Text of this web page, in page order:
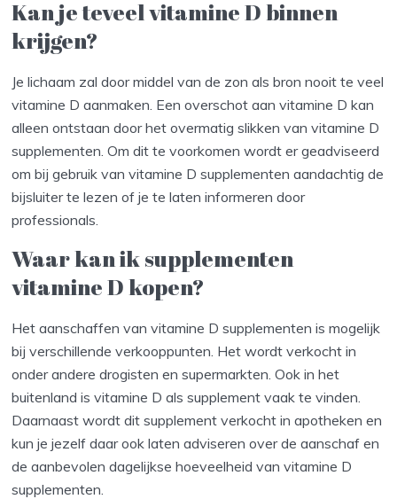
Kan je teveel vitamine D binnen
krijgen?
Je lichaam zal door middel van de zon als bron nooit te veel
vitamine D aanmaken. Een overschot aan vitamine D kan
alleen ontstaan door het overmatig slikken van vitamine D
supplementen. Om dit te voorkomen wordt er geadviseerd
om bij gebruik van vitamine D supplementen aandachtig de
bijsluiter te lezen of je te laten informeren door
professionals.
Waar kan ik supplementen
vitamine D kopen?
Het aanschaffen van vitamine D supplementen is mogelijk
bij verschillende verkooppunten. Het wordt verkocht in
onder andere drogisten en supermarkten. Ook in het
buitenland is vitamine D als supplement vaak te vinden.
Daarnaast wordt dit supplement verkocht in apotheken en
kun je jezelf daar ook laten adviseren over de aanschaf en
de aanbevolen dagelijkse hoeveelheid van vitamine D
supplementen.